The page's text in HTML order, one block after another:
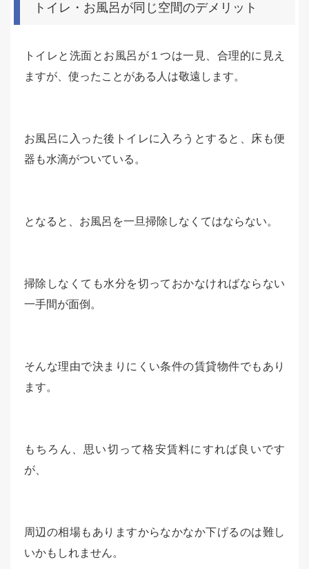
トイレ・お風呂が同じ空間のデメリット
トイレと洗面とお風呂が１つは一見、合理的に見え
ますが、使ったことがある人は敬遠します。
お風呂に入った後トイレに入ろうとすると、床も便
器も水滴がついている。
となると、お風呂を一旦掃除しなくてはならない。
掃除しなくても水分を切っておかなければならない
一手間が面倒。
そんな理由で決まりにくい条件の賃貸物件でもあり
ます。
もちろん、思い切って格安賃料にすれば良いです
が、
周辺の相場もありますからなかなか下げるのは難し
いかもしれません。